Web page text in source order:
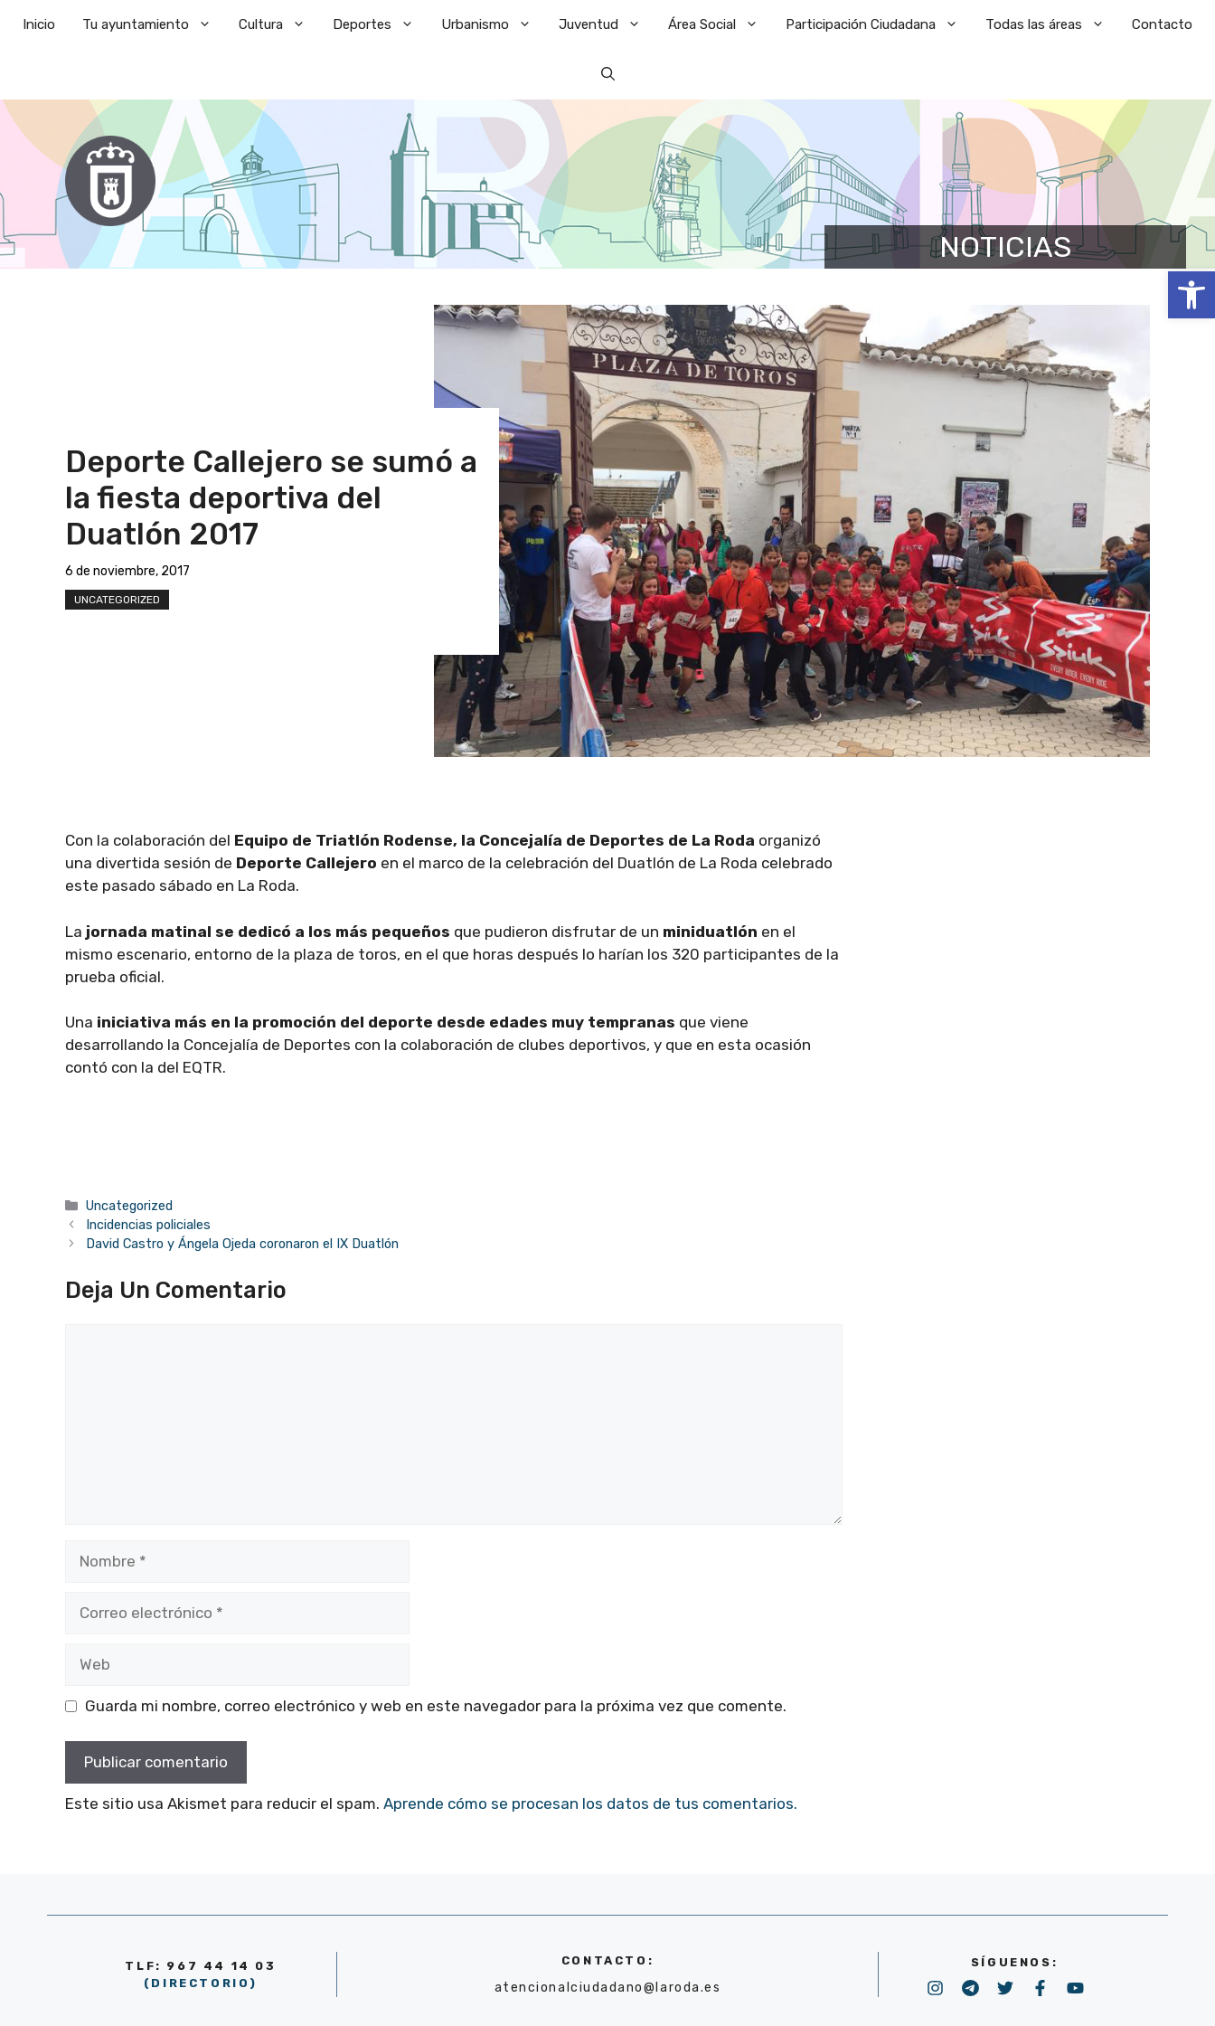
Abrir
Inicio Tu ayuntamiento Cultura Deportes Urbanismo Juventud Área Social Participación Ciudadana Todas las áreas Contacto
NOTICIAS
Deporte Callejero se sumó a
la fiesta deportiva del
Duatlón 2017
6 de noviembre, 2017
UNCATEGORIZED
Con la colaboración del Equipo de Triatlón Rodense, la Concejalía de Deportes de La Roda organizó
una divertida sesión de Deporte Callejero en el marco de la celebración del Duatlón de La Roda celebrado
este pasado sábado en La Roda.
La jornada matinal se dedicó a los más pequeños que pudieron disfrutar de un miniduatlón en el
mismo escenario, entorno de la plaza de toros, en el que horas después lo harían los 320 participantes de la
prueba oficial.
Una iniciativa más en la promoción del deporte desde edades muy tempranas que viene
desarrollando la Concejalía de Deportes con la colaboración de clubes deportivos, y que en esta ocasión
contó con la del EQTR.
Categorías
Uncategorized
Incidencias policiales
David Castro y Ángela Ojeda coronaron el IX Duatlón
Deja Un Comentario
Guarda mi nombre, correo electrónico y web en este navegador para la próxima vez que comente.
Este sitio usa Akismet para reducir el spam. Aprende cómo se procesan los datos de tus comentarios.
TLF: 967 44 14 03
(DIRECTORIO)
CONTACTO:
atencionalciudadano@laroda.es
SÍGUENOS: